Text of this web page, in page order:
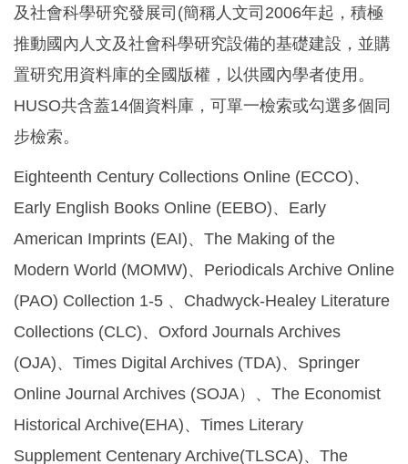
及社會科學研究發展司(簡稱人文司2006年起，積極
推動國內人文及社會科學研究設備的基礎建設，並購
置研究用資料庫的全國版權，以供國內學者使用。
HUSO共含蓋14個資料庫，可單一檢索或勾選多個同
步檢索。
Eighteenth Century Collections Online (ECCO)、
Early English Books Online (EEBO)、Early
American Imprints (EAI)、The Making of the
Modern World (MOMW)、Periodicals Archive Online
(PAO) Collection 1-5 、Chadwyck-Healey Literature
Collections (CLC)、Oxford Journals Archives
(OJA)、Times Digital Archives (TDA)、Springer
Online Journal Archives (SOJA）、The Economist
Historical Archive(EHA)、Times Literary
Supplement Centenary Archive(TLSCA)、The